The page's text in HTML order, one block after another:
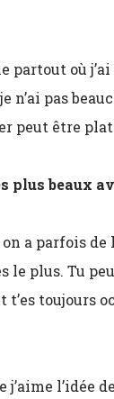
partout où
n’ai pas
peut être
plus beaux
a parfois
le plus. Tu
toujours
j’aime